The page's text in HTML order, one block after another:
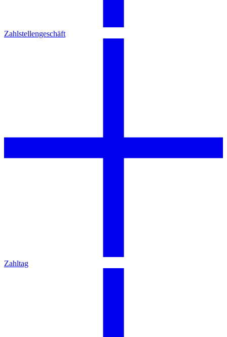
Zahlstellengeschäft
Zahltag